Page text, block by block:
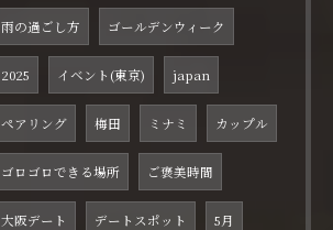
雨の過ごし方 ゴールデンウィーク
2025 イベント(東京) japan
ペアリング 梅田 ミナミ カップル
ゴロゴロできる場所 ご褒美時間
大阪デート デートスポット 5月